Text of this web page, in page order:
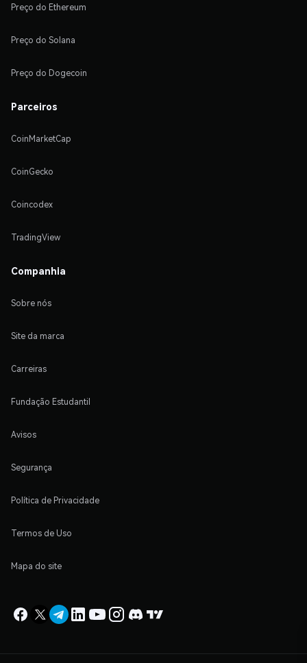
Preço do Ethereum
Preço do Solana
Preço do Dogecoin
Parceiros
CoinMarketCap
CoinGecko
Coincodex
TradingView
Companhia
Sobre nós
Site da marca
Carreiras
Fundação Estudantil
Avisos
Segurança
Política de Privacidade
Termos de Uso
Mapa do site